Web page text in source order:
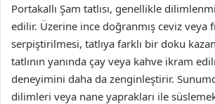
Portakallı Şam tatlısı, genellikle
edilir. Üzerine ince doğranmış ceviz veya
serpiştirilmesi, tatlıya farklı bir doku
tatlının yanında çay veya kahve ikram
deneyimini daha da zenginleştirir.
dilimleri veya nane yaprakları ile